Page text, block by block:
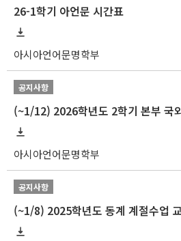
26-1학기 아언문 시간표
아시아언어문명학부
공지사항
(~1/12) 2026학년도 2학기 본부 국
아시아언어문명학부
공지사항